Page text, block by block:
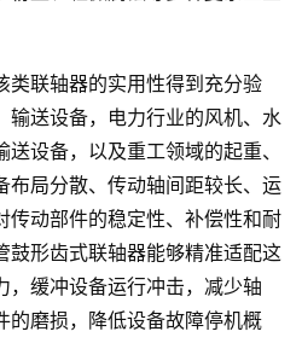
类联轴器的实用性得到充分验
输送设备，电力行业的风机、水
设备，以及重工领域的起重、
布局分散、传动轴间距较长、运
传动部件的稳定性、补偿性和耐
鼓形齿式联轴器能够精准适配这
，缓冲设备运行冲击，减少轴
的磨损，降低设备故障停机概